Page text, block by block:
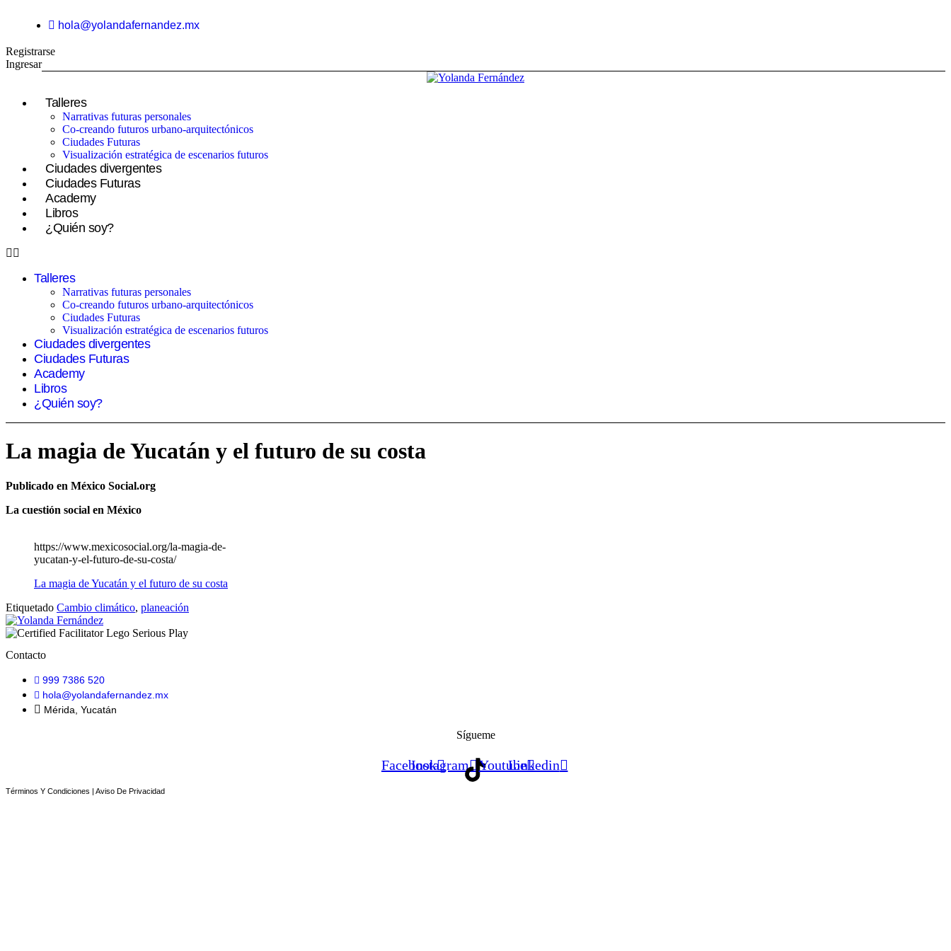
hola@yolandafernandez.mx
Registrarse
Ingresar
Talleres
Narrativas futuras personales
Co-creando futuros urbano-arquitectónicos
Ciudades Futuras
Visualización estratégica de escenarios futuros
Ciudades divergentes
Ciudades Futuras
Academy
Libros
¿Quién soy?
Talleres
Narrativas futuras personales
Co-creando futuros urbano-arquitectónicos
Ciudades Futuras
Visualización estratégica de escenarios futuros
Ciudades divergentes
Ciudades Futuras
Academy
Libros
¿Quién soy?
La magia de Yucatán y el futuro de su costa
Publicado en México Social.org
La cuestión social en México
https://www.mexicosocial.org/la-magia-de-
yucatan-y-el-futuro-de-su-costa/
La magia de Yucatán y el futuro de su costa
Etiquetado Cambio climático, planeación
Contacto
999 7386 520
hola@yolandafernandez.mx
Mérida, Yucatán
Sígueme
FacebookInstagram YoutubeLinkedin
Términos Y Condiciones | Aviso De Privacidad